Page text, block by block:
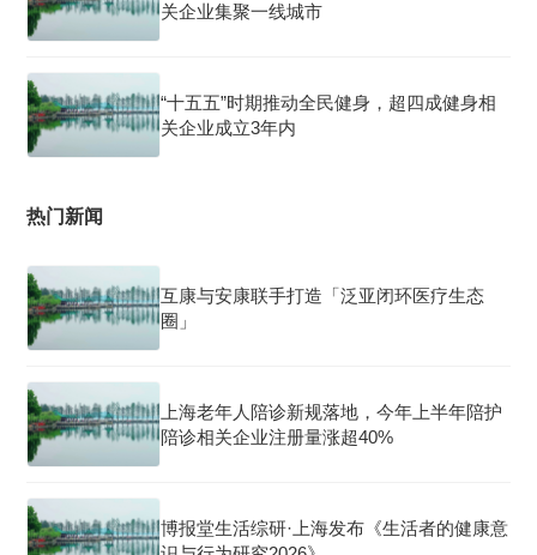
关企业集聚一线城市
“十五五”时期推动全民健身，超四成健身相
关企业成立3年内
热门新闻
互康与安康联手打造「泛亚闭环医疗生态
圈」
上海老年人陪诊新规落地，今年上半年陪护
陪诊相关企业注册量涨超40%
博报堂生活综研·上海发布《生活者的健康意